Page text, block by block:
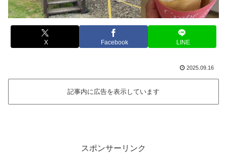
X Facebook LINE
2025.09.16
記事内に広告を表示しています
スポンサーリンク